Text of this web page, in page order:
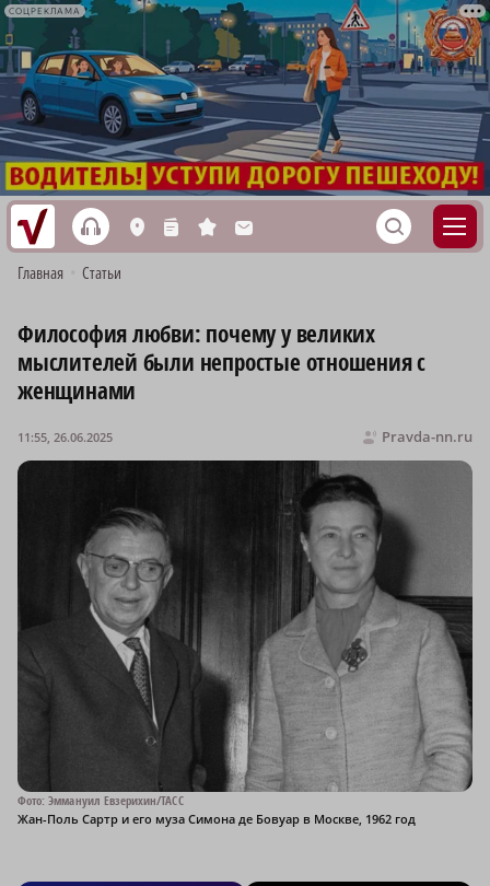
СОЦРЕКЛАМА
h L n s M S
Главная Статьи
Философия любви: почему у великих
мыслителей были непростые отношения с
женщинами
Pravda-nn.ru
11:55, 26.06.2025
Фото: Эммануил Евзерихин/ТАСС
Жан-Поль Сартр и его муза Симона де Бовуар в Москве, 1962 год